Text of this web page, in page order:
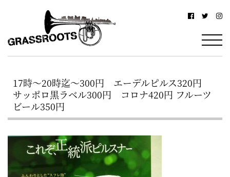
浜
グ
ス
ル
ー
ツ
–
駅
北
西
口
か
ら
徒
歩
17時～20時迄～300円 エーデルピルス320円
サッポロ黒ラベル300円 コロナ420円 フルーツ
ビール350円